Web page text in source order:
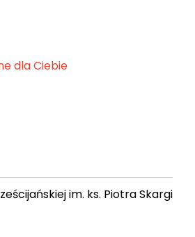
dla Ciebie
im. ks. Piotra Skargi